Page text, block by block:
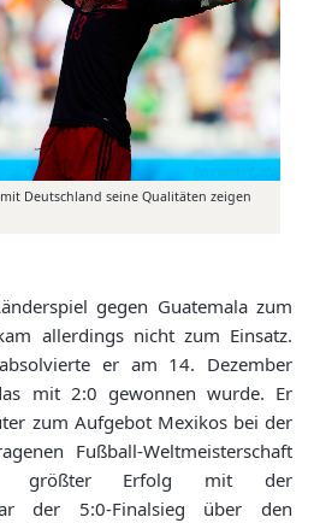
Deutschland seine Qualitäten zeigen
gegen Guatemala zum
allerdings nicht zum Einsatz.
er am 14. Dezember
mit 2:0 gewonnen wurde. Er
zum Aufgebot Mexikos bei der
Fußball-Weltmeisterschaft
größter Erfolg mit der
der 5:0-Finalsieg über den